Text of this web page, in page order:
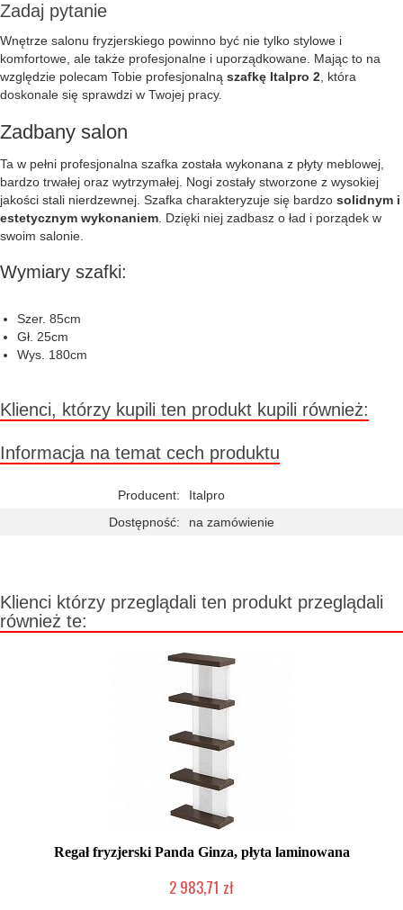
Zadaj pytanie
Wnętrze salonu fryzjerskiego powinno być nie tylko stylowe i
komfortowe, ale także profesjonalne i uporządkowane. Mając to na
względzie polecam Tobie profesjonalną szafkę Italpro 2 , która
doskonale się sprawdzi w Twojej pracy.
Zadbany salon
Ta w pełni profesjonalna szafka została wykonana z płyty meblowej,
bardzo trwałej oraz wytrzymałej. Nogi zostały stworzone z wysokiej
jakości stali nierdzewnej. Szafka charakteryzuje się bardzo solidnym i
estetycznym wykonaniem . Dzięki niej zadbasz o ład i porządek w
swoim salonie.
Wymiary szafki:
Szer. 85cm
Gł. 25cm
Wys. 180cm
Klienci, którzy kupili ten produkt kupili również:
Informacja na temat cech produktu
Producent:
Italpro
Dostępność:
na zamówienie
Klienci którzy przeglądali ten produkt przeglądali
również te:
Regał fryzjerski Panda Ginza, płyta laminowana
2 983,71 zł